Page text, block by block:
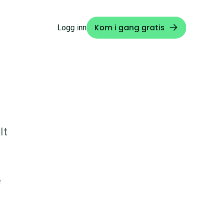
Logg inn Kom i gang gratis